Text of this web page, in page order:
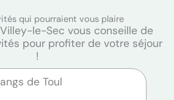
qui pourraient vous plaire
le-Sec vous conseille de
pour profiter de votre séjour
!
de Toul